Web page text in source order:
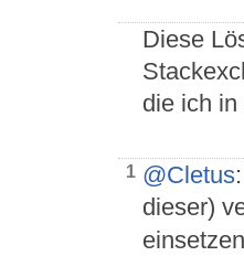
Diese
die ich
1 @Cletus
dieser)